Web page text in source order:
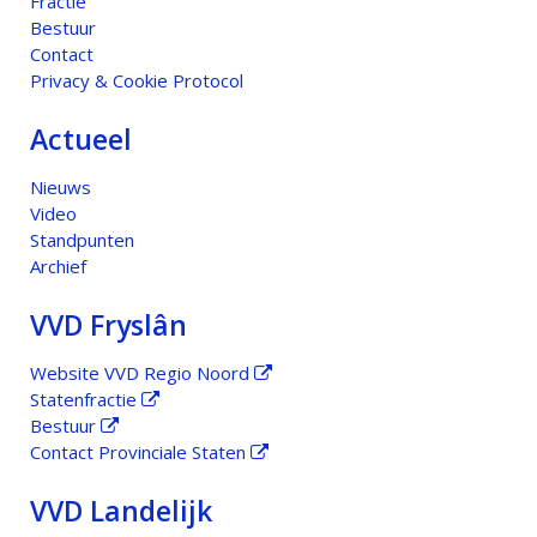
Bestuur
Contact
Privacy & Cookie Protocol
Actueel
Nieuws
Video
Standpunten
Archief
VVD Fryslân
Website VVD Regio Noord
Statenfractie
Bestuur
Contact Provinciale Staten
VVD Landelijk